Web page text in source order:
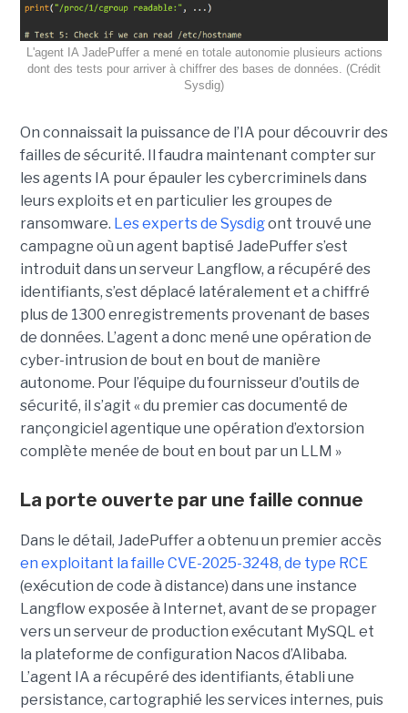
L'agent IA JadePuffer a mené en totale autonomie plusieurs actions
dont des tests pour arriver à chiffrer des bases de données. (Crédit
Sysdig)
On connaissait la puissance de l’IA pour découvrir des
failles de sécurité. Il faudra maintenant compter sur
les agents IA pour épauler les cybercriminels dans
leurs exploits et en particulier les groupes de
ransomware. Les experts de Sysdigont trouvé une
campagne où un agent baptisé JadePuffer s’est
introduit dans un serveur Langflow, a récupéré des
identifiants, s’est déplacé latéralement et a chiffré
plus de 1300 enregistrements provenant de bases
de données. L’agent a donc mené une opération de
cyber-intrusion de bout en bout de manière
autonome. Pour l’équipe du fournisseur d'outils de
sécurité, il s’agit « du premier cas documenté de
rançongiciel agentique une opération d’extorsion
complète menée de bout en bout par un LLM »
La porte ouverte par une faille connue
Dans le détail, JadePuffer a obtenu un premier accès
en exploitant la faille CVE-2025-3248, de type RCE
(exécution de code à distance) dans une instance
Langflow exposée à Internet, avant de se propager
vers un serveur de production exécutant MySQL et
la plateforme de configuration Nacos d’Alibaba.
L’agent IA a récupéré des identifiants, établi une
persistance, cartographié les services internes, puis